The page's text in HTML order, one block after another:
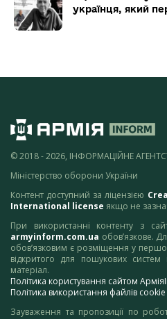
українця, який
© 2018 - 2026, ІНФОРМАЦІЙНЕ
Міністерство оборони України
Контент доступний за ліцензією
International license якщо не
При використанні контенту з
armyinform.com.ua обов’язкове.
обов’язковим є розміщення у
відкритого для пошукових
матеріал.
Політика користування сайтом
Політика використання файлів cookie
Зауваження та пропозиції по